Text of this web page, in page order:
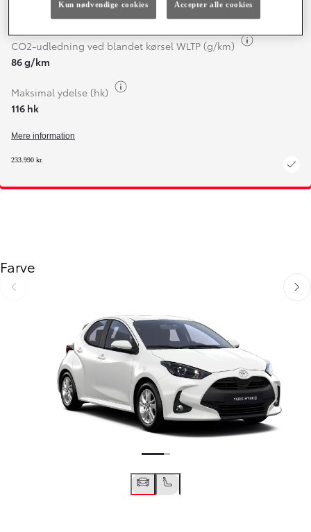
26,3 km/l
CO2-udledning ved blandet kørsel WLTP (g/km)
86 g/km
Maksimal ydelse (hk)
116 hk
Mere information
233.990 kr.
Farve
Gå til forrige Gå
Kun nødvendige cookies Accepter alle cookies